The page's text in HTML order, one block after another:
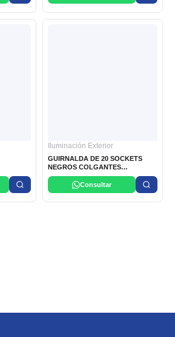
Iluminación Exterior
GUIRNALDA DE 20 SOCKETS
NEGROS COLGANTES
DECORATIVOS E27 10 METROS
220V OPALUXConsultar